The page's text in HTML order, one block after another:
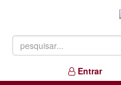
Entrar